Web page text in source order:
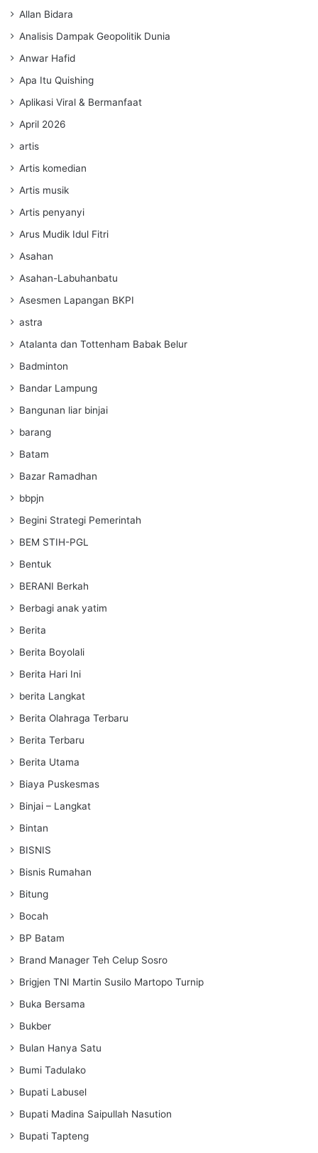
Allan Bidara
Analisis Dampak Geopolitik Dunia
Anwar Hafid
Apa Itu Quishing
Aplikasi Viral & Bermanfaat
April 2026
artis
Artis komedian
Artis musik
Artis penyanyi
Arus Mudik Idul Fitri
Asahan
Asahan-Labuhanbatu
Asesmen Lapangan BKPI
astra
Atalanta dan Tottenham Babak Belur
Badminton
Bandar Lampung
Bangunan liar binjai
barang
Batam
Bazar Ramadhan
bbpjn
Begini Strategi Pemerintah
BEM STIH-PGL
Bentuk
BERANI Berkah
Berbagi anak yatim
Berita
Berita Boyolali
Berita Hari Ini
berita Langkat
Berita Olahraga Terbaru
Berita Terbaru
Berita Utama
Biaya Puskesmas
Binjai – Langkat
Bintan
BISNIS
Bisnis Rumahan
Bitung
Bocah
BP Batam
Brand Manager Teh Celup Sosro
Brigjen TNI Martin Susilo Martopo Turnip
Buka Bersama
Bukber
Bulan Hanya Satu
Bumi Tadulako
Bupati Labusel
Bupati Madina Saipullah Nasution
Bupati Tapteng